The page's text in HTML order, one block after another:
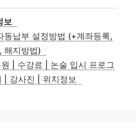
보
동납부 설정방법 (+계좌등록,
해지방법)
| 수강료 | 논술 입시 프로그
| 강사진 | 위치정보